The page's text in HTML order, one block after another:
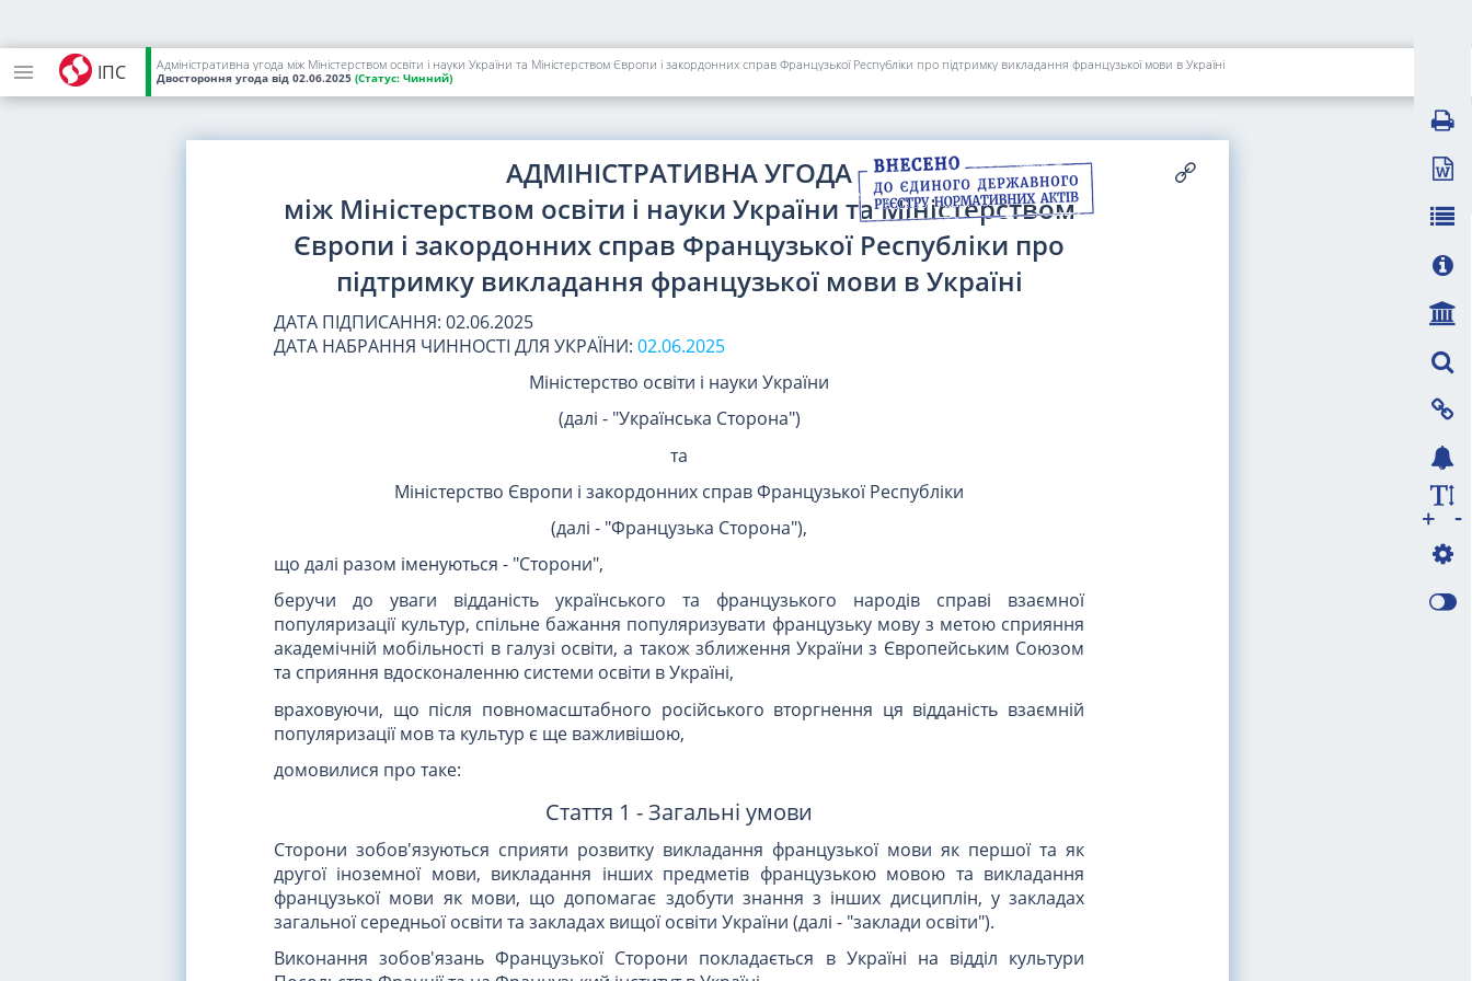
ІПС Адміністративна угода між Міністерством освіти і науки України та Міністерством Європи і закордонних справ Французької Республіки про підтримку викладання французької мови в Україні
Двостороння угода від 02.06.2025 (Статус: Чинний)
АДМІНІСТРАТИВНА УГОДА
між Міністерством освіти і науки України та Міністерством
Європи і закордонних справ Французької Республіки про
підтримку викладання французької мови в Україні
ДАТА ПІДПИСАННЯ: 02.06.2025
ДАТА НАБРАННЯ ЧИННОСТІ ДЛЯ УКРАЇНИ: 02.06.2025
Міністерство освіти і науки України
(далі - "Українська Сторона")
та
Міністерство Європи і закордонних справ Французької Республіки
(далі - "Французька Сторона"),
що далі разом іменуються - "Сторони",
беручи до уваги відданість українського та французького народів справі взаємної
популяризації культур, спільне бажання популяризувати французьку мову з метою сприяння
академічній мобільності в галузі освіти, а також зближення України з Європейським Союзом
та сприяння вдосконаленню системи освіти в Україні,
враховуючи, що після повномасштабного російського вторгнення ця відданість взаємній
популяризації мов та культур є ще важливішою,
домовилися про таке:
Стаття 1 - Загальні умови
Сторони зобов'язуються сприяти розвитку викладання французької мови як першої та як
другої іноземної мови, викладання інших предметів французькою мовою та викладання
французької мови як мови, що допомагає здобути знання з інших дисциплін, у закладах
загальної середньої освіти та закладах вищої освіти України (далі - "заклади освіти").
Виконання зобов'язань Французької Сторони покладається в Україні на відділ культури
-
+